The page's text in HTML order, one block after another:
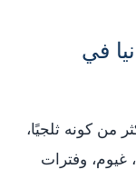
في
من كونه ثلجيًا،
غيوم، وفترات